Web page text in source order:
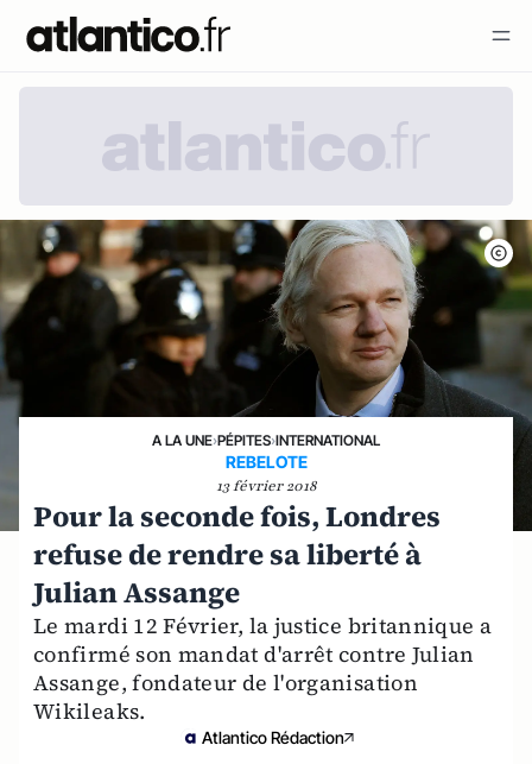
A LA UNE›PÉPITES›INTERNATIONAL
REBELOTE
13 février 2018
Pour la seconde fois, Londres
refuse de rendre sa liberté à
Julian Assange
Le mardi 12 Février, la justice britannique a
confirmé son mandat d'arrêt contre Julian
Assange, fondateur de l'organisation
Wikileaks.
Atlantico Rédaction